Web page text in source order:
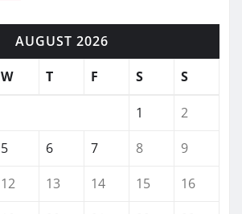
AUGUST 2026
W T F S S
1
2
5 6 7 8
9
12 13 14 15
16